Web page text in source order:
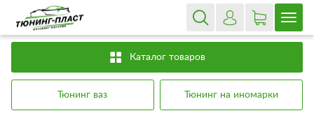
Каталог товаров
Тюнинг ваз Тюнинг на иномарки